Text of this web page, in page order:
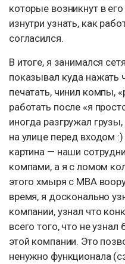
которые возникнут в
изнутри узнать, как
согласился.
В итоге, я занимался
показывал куда нажать
печатать, чинил компы,
работать после «я
иногда разгружал
на улице перед входом
картина — наши
компами, а я с ломом
этого хмыря с MBA
время, я досконально
компании, узнал что
всего того, что не
этой компании. Это
ненужно функционала